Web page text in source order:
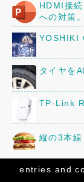
HDMI接
への対策。
YOSHIKI
タイヤを
TP-Link
縦の3本
京阪80型
entries and